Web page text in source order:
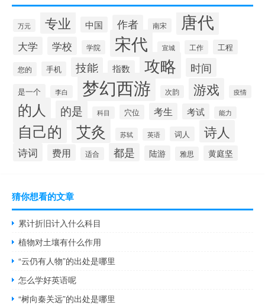
万元 专业 中国 作者 南宋 唐代
大学 学校 学院 宋代 宣城 工作 工程
您的 手机 技能 指数 攻略 时间
是一个 李白 梦幻西游 次韵 游戏 疫情
的人 的是 科目 穴位 考生 考试 能力
自己的 艾灸 苏轼 英语 词人 诗人
诗词 费用 适合 都是 陆游 雅思 黄庭坚
猜你想看的文章
累计折旧计入什么科目
植物对土壤有什么作用
“云仍有人物”的出处是哪里
怎么学好英语呢
“树向秦关远”的出处是哪里